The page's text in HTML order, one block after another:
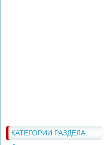
КАТЕГОРИИ РАЗДЕЛА